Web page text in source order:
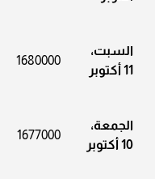
السبت،
11 أكتوبر
1680000
الجمعة،
10 أكتوبر
1677000